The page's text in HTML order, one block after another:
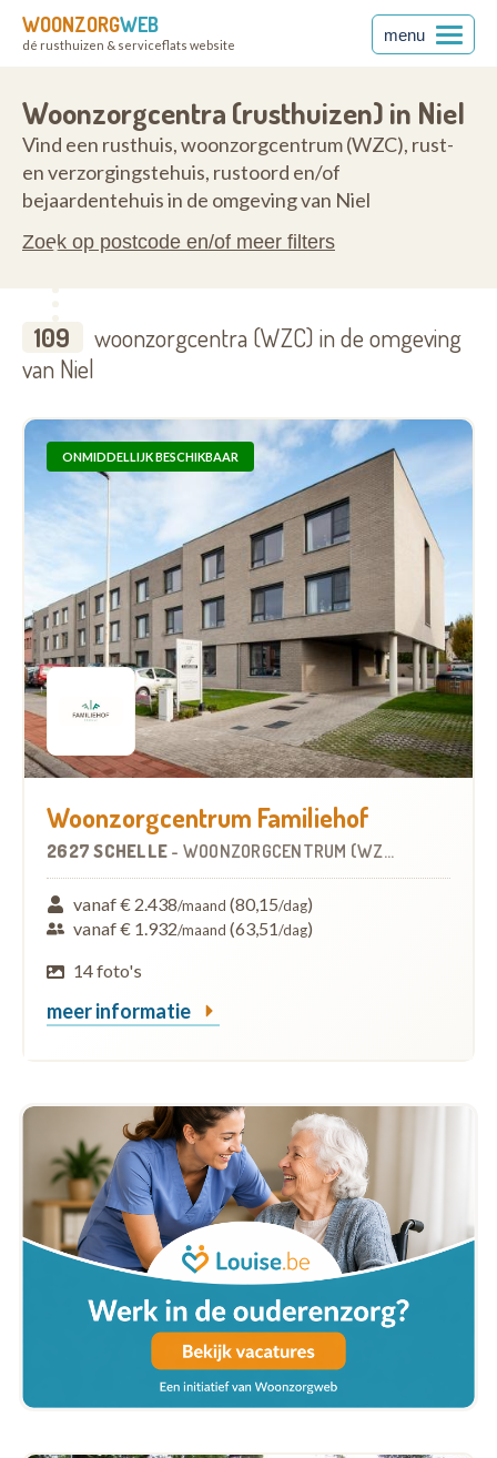
WOONZORGWEB
dé rusthuizen & serviceflats website
menu
Woonzorgcentra (rusthuizen) in Niel
Vind een rusthuis, woonzorgcentrum (WZC), rust-
en verzorgingstehuis, rustoord en/of
bejaardentehuis in de omgeving van Niel
Zoek op postcode en/of meer filters
109
woonzorgcentra (WZC) in de omgeving
van Niel
ONMIDDELLIJK BESCHIKBAAR
Woonzorgcentrum Familiehof
2627 SCHELLE - WOONZORGCENTRUM (WZC)
vanaf € 2.438/maand (80,15/dag)
vanaf € 1.932/maand (63,51/dag)
14 foto's
meer informatie